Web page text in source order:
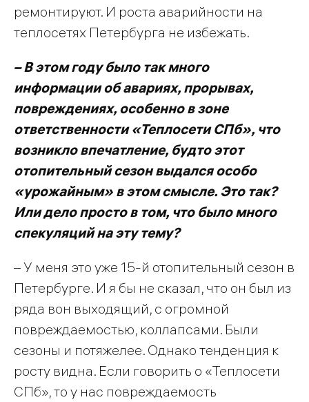
ремонтируют. И роста аварийности на
теплосетях Петербурга не избежать.
– В этом году было так много
информации об авариях, прорывах,
повреждениях, особенно в зоне
ответственности «Теплосети СПб», что
возникло впечатление, будто этот
отопительный сезон выдался особо
«урожайным» в этом смысле. Это так?
Или дело просто в том, что было много
спекуляций на эту тему?
– У меня это уже 15-й отопительный сезон в
Петербурге. И я бы не сказал, что он был из
ряда вон выходящий, с огромной
повреждаемостью, коллапсами. Были
сезоны и потяжелее. Однако тенденция к
росту видна. Если говорить о «Теплосети
СПб», то у нас повреждаемость